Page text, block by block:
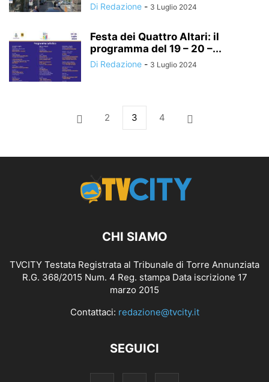
Di Redazione - 3 Luglio 2024
Festa dei Quattro Altari: il
programma del 19 – 20 –...
Di Redazione - 3 Luglio 2024
2 3 4
CHI SIAMO
TVCITY Testata Registrata al Tribunale di Torre Annunziata
R.G. 368/2015 Num. 4 Reg. stampa Data iscrizione 17
marzo 2015
Contattaci: redazione@tvcity.it
SEGUICI